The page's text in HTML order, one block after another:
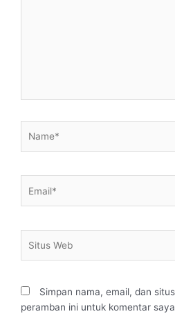
Web
Simpan nama, email, dan
peramban ini untuk komentar